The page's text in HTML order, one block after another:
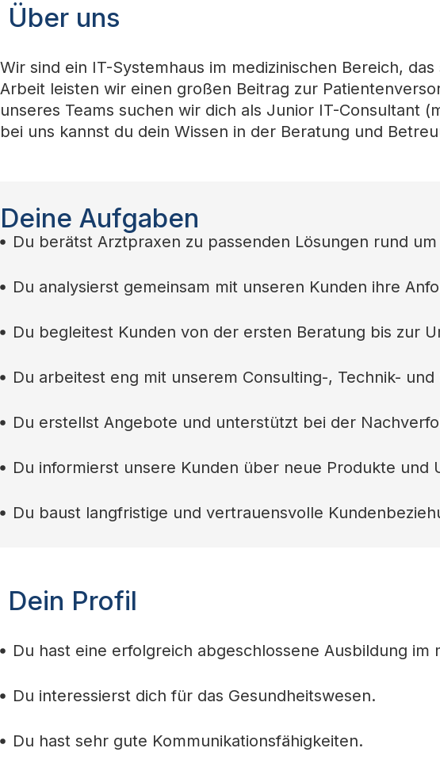
Über uns
Wir sind ein IT-Systemhaus im medizinischen Bereich,
Arbeit leisten wir einen großen Beitrag zur
unseres Teams suchen wir dich als Junior IT-Consultant
bei uns kannst du dein Wissen in der Beratung und
Deine Aufgaben
Du berätst Arztpraxen zu passenden Lösungen rund
Du analysierst gemeinsam mit unseren Kunden ihre
Du begleitest Kunden von der ersten Beratung bis zur
Du arbeitest eng mit unserem Consulting-, Technik-
Du erstellst Angebote und unterstützt bei der
Du informierst unsere Kunden über neue Produkte und
Du baust langfristige und vertrauensvolle
Dein Profil
Du hast eine erfolgreich abgeschlossene Ausbildung
Du interessierst dich für das Gesundheitswesen.
Du hast sehr gute Kommunikationsfähigkeiten.